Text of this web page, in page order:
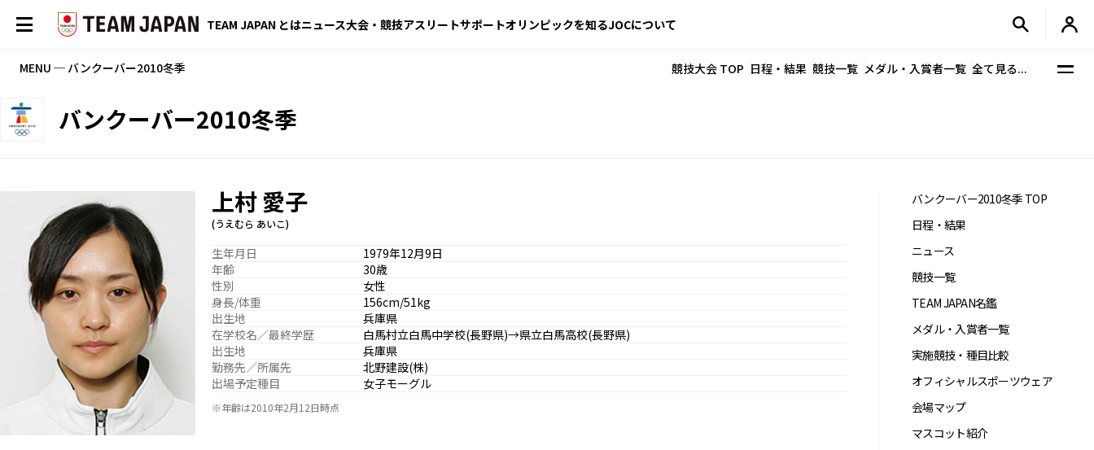
TEAM JAPAN とはニュース大会・競技アスリートサポートオリンピックを知るJOCについて
MENU ─ バンクーバー2010冬季 競技大会 TOP 日程・結果 競技一覧 メダル・入賞者一覧 全て見る...
バンクーバー2010冬季
上村 愛子
(うえむら あいこ)
生年月日
1979年12月9日
年齢
30歳
性別
女性
身長/体重
156cm/51kg
出生地
兵庫県
在学校名／最終学歴
白馬村立白馬中学校(長野県)→県立白馬高校(長野県)
出生地
兵庫県
勤務先／所属先
北野建設(株)
出場予定種目
女子モーグル
※年齢は2010年2月12日時点
バンクーバー2010冬季 TOP
日程・結果
ニュース
競技一覧
TEAM JAPAN名鑑
メダル・入賞者一覧
実施競技・種目比較
オフィシャルスポーツウェア
会場マップ
マスコット紹介